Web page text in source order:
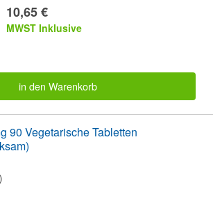
10,65 €
MWST Inklusive
in den Warenkorb
90 Vegetarische Tabletten